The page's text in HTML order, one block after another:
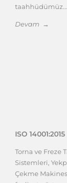
taahhüdümüz...
Devam →
ISO 14001:2015
Torna ve Freze
Sistemleri,
Çekme